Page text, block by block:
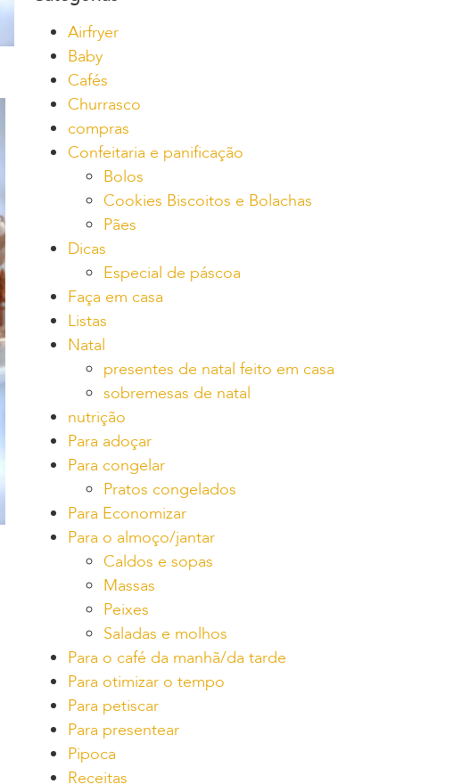
Airfryer
Baby
Cafés
Churrasco
compras
Confeitaria e panificação
Bolos
Cookies Biscoitos e Bolachas
Pães
Dicas
Especial de páscoa
Faça em casa
Listas
Natal
presentes de natal feito em casa
sobremesas de natal
nutrição
Para adoçar
Para congelar
Pratos congelados
Para Economizar
Para o almoço/jantar
Caldos e sopas
Massas
Peixes
Saladas e molhos
Para o café da manhã/da tarde
Para otimizar o tempo
Para petiscar
Para presentear
Pipoca
Receitas